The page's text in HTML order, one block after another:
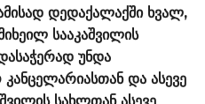
დედაქალაქში ხვალ,
სააკაშვილის
უნდა
და ასევე